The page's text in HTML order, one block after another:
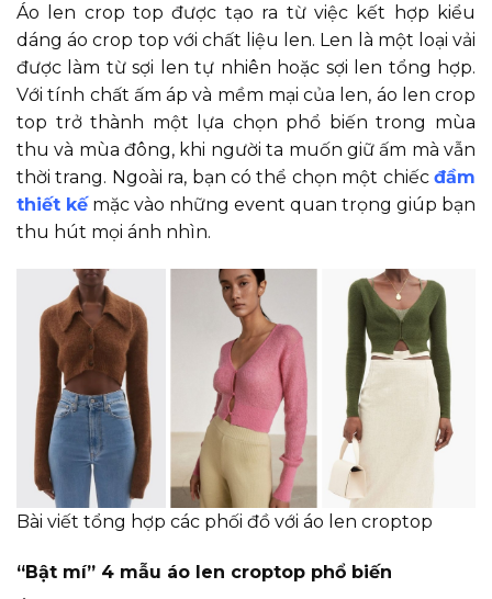
Áo len crop top được tạo ra từ việc kết hợp kiểu
dáng áo crop top với chất liệu len. Len là một loại vải
được làm từ sợi len tự nhiên hoặc sợi len tổng hợp.
Với tính chất ấm áp và mềm mại của len, áo len crop
top trở thành một lựa chọn phổ biến trong mùa
thu và mùa đông, khi người ta muốn giữ ấm mà vẫn
thời trang. Ngoài ra, bạn có thể chọn một chiếc đầm
thiết kếmặc vào những event quan trọng giúp bạn
thu hút mọi ánh nhìn.
Bài viết tổng hợp các phối đồ với áo len croptop
“Bật mí” 4 mẫu áo len croptop phổ biến